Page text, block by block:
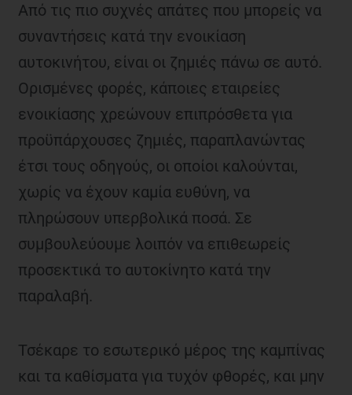
Από τις πιο συχνές απάτες που μπορείς να
συναντήσεις κατά την ενοικίαση
αυτοκινήτου, είναι οι ζημιές πάνω σε αυτό.
Ορισμένες φορές, κάποιες εταιρείες
ενοικίασης χρεώνουν επιπρόσθετα για
προϋπάρχουσες ζημιές, παραπλανώντας
έτσι τους οδηγούς, οι οποίοι καλούνται,
χωρίς να έχουν καμία ευθύνη, να
πληρώσουν υπερβολικά ποσά. Σε
συμβουλεύουμε λοιπόν να επιθεωρείς
προσεκτικά το αυτοκίνητο κατά την
παραλαβή.
Τσέκαρε το εσωτερικό μέρος της καμπίνας
και τα καθίσματα για τυχόν φθορές, και μην